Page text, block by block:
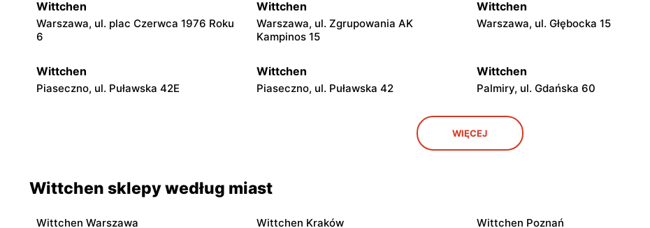
Wittchen
Warszawa, ul. plac Czerwca 1976 Roku
6
Wittchen
Warszawa, ul. Zgrupowania AK
Kampinos 15
Wittchen
Warszawa, ul. Głębocka 15
Wittchen
Piaseczno, ul. Puławska 42E
Wittchen
Piaseczno, ul. Puławska 42
Wittchen
Palmiry, ul. Gdańska 60
Radom al. Józefa Grzecznarowskiego 28
Wittchen
Łódź al. Marsz. Józefa Piłsudskiego
15/23
Wittchen Wittchen
WIĘCEJ
Wittchen sklepy według miast
Wittchen Warszawa Wittchen Kraków Wittchen Poznań